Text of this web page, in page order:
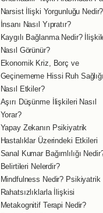
Narsist İlişki Yorgunluğu Nedir?
İnsanı Nasıl Yıpratır?
Kaygılı Bağlanma Nedir?
Nasıl Görünür?
Ekonomik Kriz, Borç ve
Geçinememe Hissi Ruh
Nasıl Etkiler?
Aşırı Düşünme İlişkileri Nasıl
Yorar?
Yapay Zekanın Psikiyatrik
Hastalıklar Üzerindeki Etkileri
Sanal Kumar Bağımlılığı
Belirtileri Nelerdir?
Mindfulness Nedir? Psikiyatrik
Rahatsızlıklarla İlişkisi
Metakognitif Terapi Nedir?